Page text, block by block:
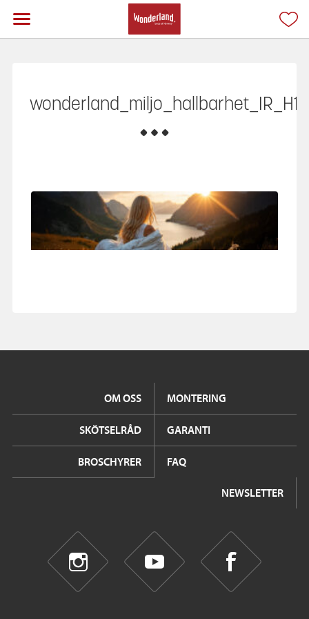
wonderland_miljo_hallbarhet_IR_H1
OM OSS MONTERING
SKÖTSELRÅD GARANTI
BROSCHYRER FAQ
NEWSLETTER